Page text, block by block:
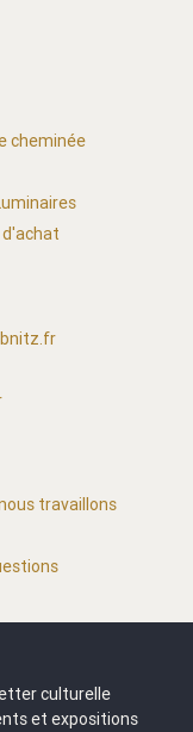
cheminée
travaillons
culturelle
et expositions